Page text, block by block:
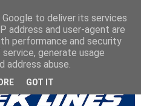
to deliver its services
address and user-agent are
performance and security
generate usage
abuse.
GOT IT